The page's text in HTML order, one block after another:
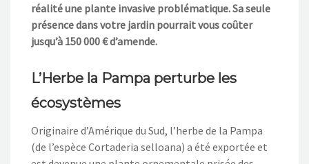
réalité une plante invasive problématique. Sa seule
présence dans votre jardin pourrait vous coûter
jusqu’à 150 000 € d’amende.
L’Herbe la Pampa perturbe les
écosystèmes
Originaire d’Amérique du Sud, l’herbe de la Pampa
(de l’espèce Cortaderia selloana) a été exportée et